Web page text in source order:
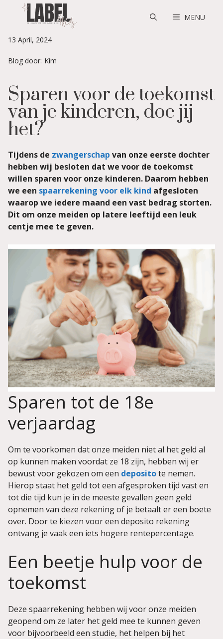
MENU
13 April, 2024
Blog door: Kim
Sparen voor de toekomst
van je kinderen, doe jij
het?
Tijdens de zwangerschap van onze eerste dochter
hebben wij besloten dat we voor de toekomst
willen sparen voor onze kinderen. Daarom hebben
we een spaarrekening voor elk kind afgesloten
waarop we iedere maand een vast bedrag storten.
Dit om onze meiden op latere leeftijd een leuk
centje mee te geven.
Sparen tot de 18e
verjaardag
Om te voorkomen dat onze meiden niet al het geld al
op kunnen maken voordat ze 18 zijn, hebben wij er
bewust voor gekozen om een depositote nemen.
Hierop staat het geld tot een afgesproken tijd vast en
tot die tijd kun je in de meeste gevallen geen geld
opnemen van deze rekening of je betaalt er een boete
over. Door te kiezen voor een deposito rekening
ontvang je vaak een iets hogere rentepercentage.
Een beetje hulp voor de
toekomst
Deze spaarrekening hebben wij voor onze meiden
geopend om ze later het geld mee te kunnen geven
voor bijvoorbeeld een studie, het helpen bij het